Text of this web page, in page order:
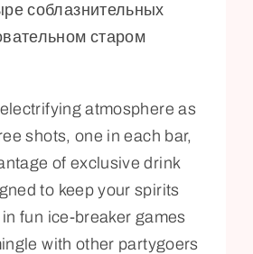
соблазнительных
старом
atmosphere as
shots, one in each bar,
of exclusive drink
to keep your spirits
fun ice-breaker games
with other partygoers